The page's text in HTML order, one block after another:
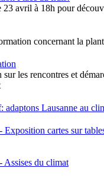
23 avril à 18h pour
concernant la
les rencontres et
adaptons Lausanne au
Exposition cartes sur
Assises du climat